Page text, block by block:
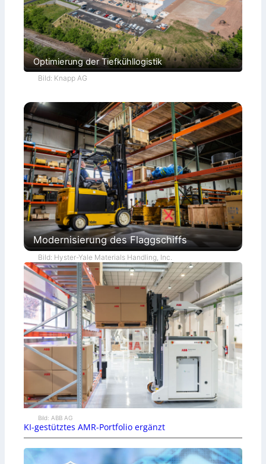
Optimierung der Tiefkühllogistik
Bild: Knapp AG
Modernisierung des Flaggschiffs
Bild: Hyster-Yale Materials Handling, Inc.
Bild: ABB AG
KI-gestütztes AMR-Portfolio ergänzt